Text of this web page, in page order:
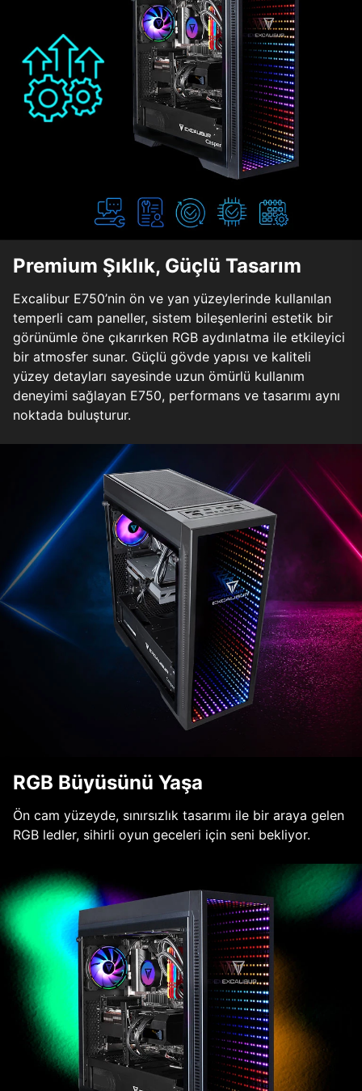
Premium Şıklık, Güçlü Tasarım
Excalibur E750’nin ön ve yan yüzeylerinde kullanılan
temperli cam paneller, sistem bileşenlerini estetik bir
görünümle öne çıkarırken RGB aydınlatma ile etkileyici
bir atmosfer sunar. Güçlü gövde yapısı ve kaliteli
yüzey detayları sayesinde uzun ömürlü kullanım
deneyimi sağlayan E750, performans ve tasarımı aynı
noktada buluşturur.
RGB Büyüsünü Yaşa
Ön cam yüzeyde, sınırsızlık tasarımı ile bir araya gelen
RGB ledler, sihirli oyun geceleri için seni bekliyor.